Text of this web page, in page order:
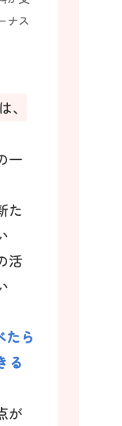
ナス
、
一
た
活
ら
る
が